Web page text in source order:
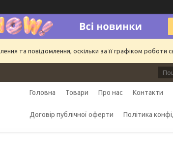
та повідомлення, оскільки за її графіком
Головна Товари Про нас Контакти
Договір публічної оферти Політика